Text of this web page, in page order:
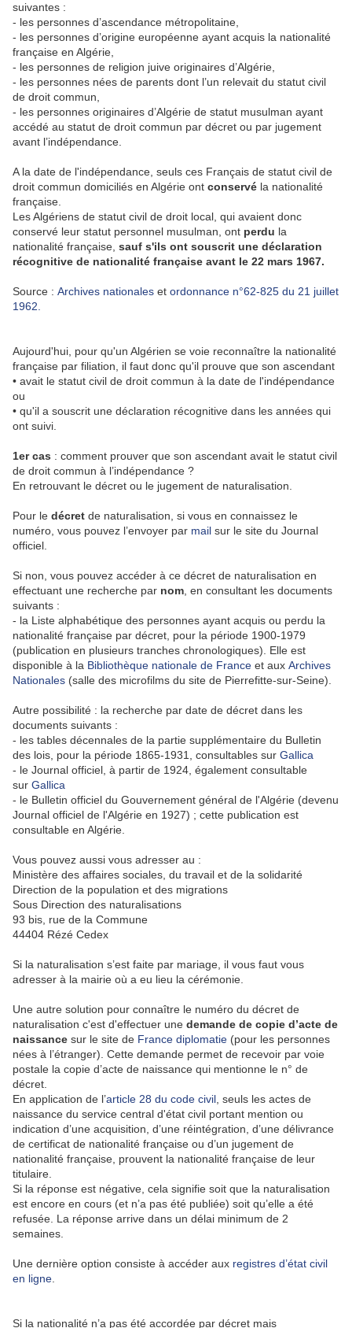
suivantes :
- les personnes d’ascendance métropolitaine,
- les personnes d’origine européenne ayant acquis la nationalité
française en Algérie,
- les personnes de religion juive originaires d’Algérie,
- les personnes nées de parents dont l’un relevait du statut civil
de droit commun,
- les personnes originaires d’Algérie de statut musulman ayant
accédé au statut de droit commun par décret ou par jugement
avant l’indépendance.
A la date de l'indépendance, seuls ces Français de statut civil de
droit commun domiciliés en Algérie ont conservé la nationalité
française.
Les Algériens de statut civil de droit local, qui avaient donc
conservé leur statut personnel musulman, ont perdu la
nationalité française, sauf s'ils ont souscrit une déclaration
récognitive de nationalité française avant le 22 mars 1967.
Source : Archives nationales et ordonnance n°62-825 du 21 juillet
1962.
Aujourd'hui, pour qu'un Algérien se voie reconnaître la nationalité
française par filiation, il faut donc qu'il prouve que son ascendant
• avait le statut civil de droit commun à la date de l'indépendance
ou
• qu'il a souscrit une déclaration récognitive dans les années qui
ont suivi.
1er cas : comment prouver que son ascendant avait le statut civil
de droit commun à l’indépendance ?
En retrouvant le décret ou le jugement de naturalisation.
Pour le décret de naturalisation, si vous en connaissez le
numéro, vous pouvez l’envoyer par mail sur le site du Journal
officiel.
Si non, vous pouvez accéder à ce décret de naturalisation en
effectuant une recherche par nom , en consultant les documents
suivants :
- la Liste alphabétique des personnes ayant acquis ou perdu la
nationalité française par décret, pour la période 1900-1979
(publication en plusieurs tranches chronologiques). Elle est
disponible à la Bibliothèque nationale de France et aux Archives
Nationales (salle des microfilms du site de Pierrefitte-sur-Seine).
Autre possibilité : la recherche par date de décret dans les
documents suivants :
- les tables décennales de la partie supplémentaire du Bulletin
des lois, pour la période 1865-1931, consultables sur Gallica
- le Journal officiel, à partir de 1924, également consultable
sur Gallica
- le Bulletin officiel du Gouvernement général de l'Algérie (devenu
Journal officiel de l'Algérie en 1927) ; cette publication est
consultable en Algérie.
Vous pouvez aussi vous adresser au :
Ministère des affaires sociales, du travail et de la solidarité
Direction de la population et des migrations
Sous Direction des naturalisations
93 bis, rue de la Commune
44404 Rézé Cedex
Si la naturalisation s’est faite par mariage, il vous faut vous
adresser à la mairie où a eu lieu la cérémonie.
Une autre solution pour connaître le numéro du décret de
naturalisation c'est d'effectuer une demande de copie d’acte de
naissance sur le site de France diplomatie (pour les personnes
nées à l’étranger). Cette demande permet de recevoir par voie
postale la copie d’acte de naissance qui mentionne le n° de
décret.
En application de l’article 28 du code civil , seuls les actes de
naissance du service central d'état civil portant mention ou
indication d’une acquisition, d’une réintégration, d’une délivrance
de certificat de nationalité française ou d’un jugement de
nationalité française, prouvent la nationalité française de leur
titulaire.
Si la réponse est négative, cela signifie soit que la naturalisation
est encore en cours (et n’a pas été publiée) soit qu’elle a été
refusée. La réponse arrive dans un délai minimum de 2
semaines.
Une dernière option consiste à accéder aux registres d’état civil
en ligne
Si la nationalité n’a pas été accordée par décret mais